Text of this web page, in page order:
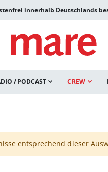
innerhalb Deutschlands
/ PODCAST CREW
entsprechend dieser